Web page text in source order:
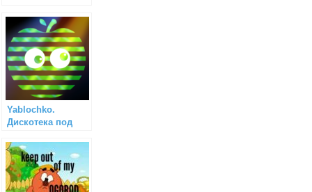
Yablochko.
Дискотека под